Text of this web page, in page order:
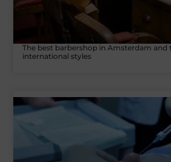
The best barbershop in Amsterdam and
international styles